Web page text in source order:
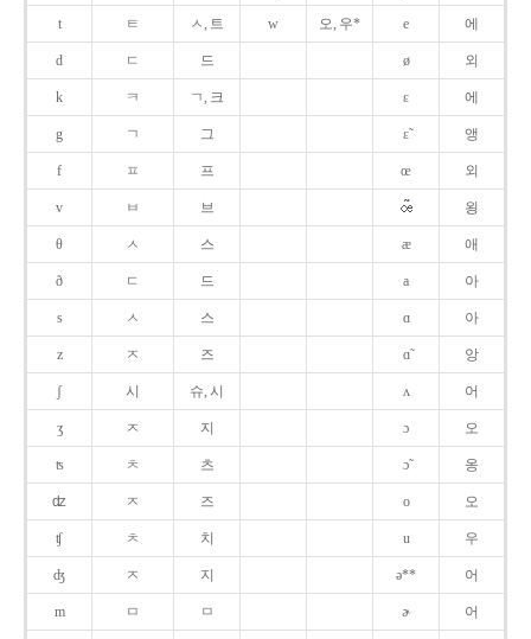
t ㅌ ㅅ, 트 w 오, 우* e 에
d ㄷ 드 ø 외
k ㅋ ㄱ, 크 ɛ 에
g ㄱ 그 ɛ̃ 앵
f ㅍ 프 œ 외
v ㅂ 브 욍
θ ㅅ 스 æ 애
ð ㄷ 드 a 아
s ㅅ 스 ɑ 아
z ㅈ 즈 ɑ̃ 앙
ʃ 시 슈, 시 ʌ 어
ʒ ㅈ 지 ɔ 오
ʦ ㅊ 츠 ɔ̃ 옹
ʣ ㅈ 즈 o 오
ʧ ㅊ 치 u 우
ʤ ㅈ 지 ə** 어
m ㅁ ㅁ ɚ 어